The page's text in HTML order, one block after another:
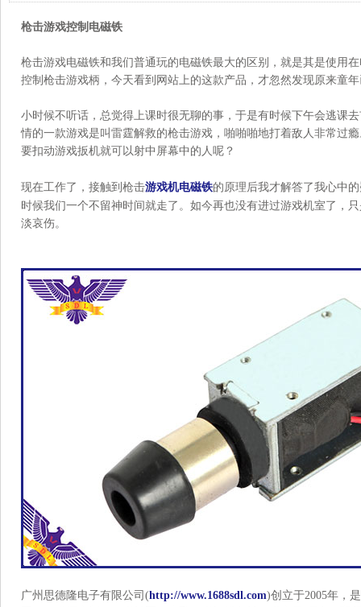
枪击游戏控制电磁铁
枪击游戏电磁铁和我们普通玩的电磁铁最大的区别，就是其是使用
控制枪击游戏柄，今天看到网站上的这款产品，才忽然发现原来童
小时候不听话，总觉得上课时很无聊的事，于是有时候下午会逃课
情的一款游戏是叫雷霆解救的枪击游戏，啪啪啪地打着敌人非常过
要扣动游戏扳机就可以射中屏幕中的人呢？
现在工作了，接触到枪击游戏机电磁铁的原理后我才解答了我心中
时候我们一个不留神时间就走了。如今再也没有进过游戏机室了，
淡哀伤。
广州思德隆电子有限公司(http://www.1688sdl.com)创立于2005年，